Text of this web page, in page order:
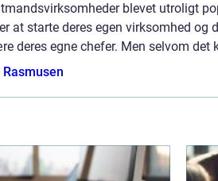
blevet utroligt
at starte deres egen virksomhed og
deres egne chefer. Men selvom det